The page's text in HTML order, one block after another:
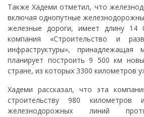
Также Хадеми отметил, что
включая однопутные
железные дороги, имеет длину 14
компания «Строительство и
инфраструктуры», принадлежащая
планирует построить 9 500 км
стране, из которых 3300 километров
Хадеми рассказал, что эта
строительству 980 километров
железнодорожных линий